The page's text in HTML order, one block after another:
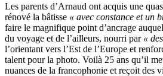
Les parents d’Arnaud ont acquis une
rénové la bâtisse « avec constance et un
faire le magnifique point d’ancrage
du voyage et de l’ailleurs, nourri par «
l’orientant vers l’Est de l’Europe et
talent pour la photo. Voilà 25 ans qu’il
nuances de la francophonie et reçoit des